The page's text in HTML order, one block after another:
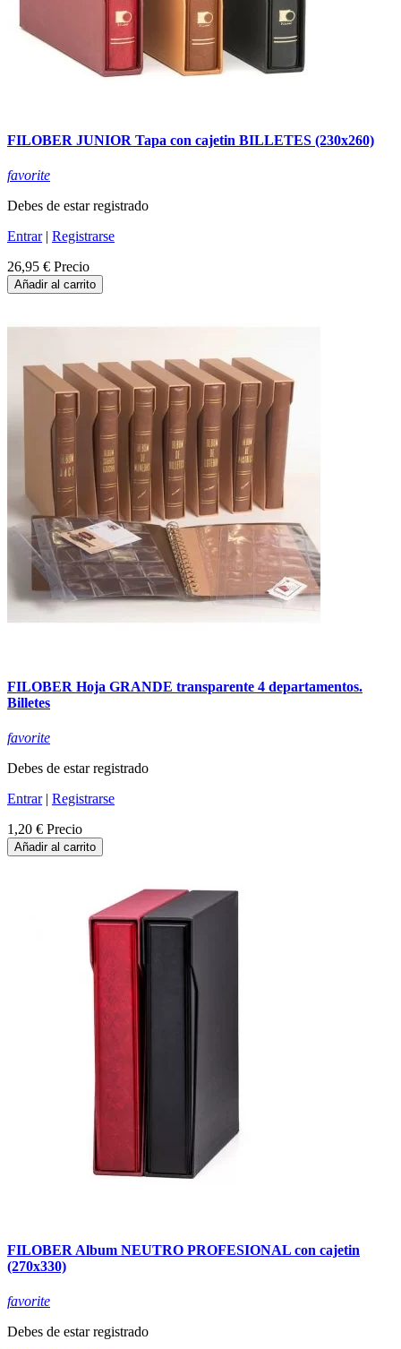
FILOBER JUNIOR Tapa con cajetin BILLETES (230x260)
favorite
Debes de estar registrado
Entrar| Registrarse
26,95 € Precio
Añadir al carrito
FILOBER Hoja GRANDE transparente 4 departamentos.
Billetes
favorite
Debes de estar registrado
Entrar| Registrarse
1,20 € Precio
Añadir al carrito
FILOBER Album NEUTRO PROFESIONAL con cajetin
(270x330)
favorite
Debes de estar registrado